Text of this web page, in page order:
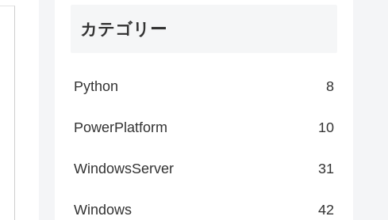
カテゴリー
Python 8
PowerPlatform 10
WindowsServer 31
Windows 42